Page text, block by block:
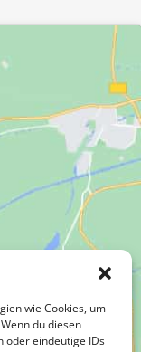
wie Cookies, um
du diesen
oder eindeutige IDs